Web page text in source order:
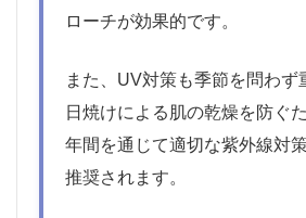
ローチが効果的です。
また、UV対策も季節を問わず
日焼けによる肌の乾燥を防ぐた
年間を通じて適切な紫外線対
推奨されます。